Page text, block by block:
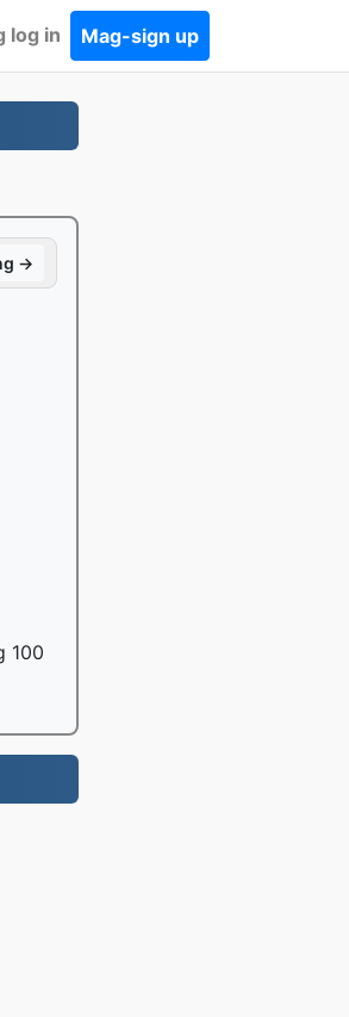
log in Mag-sign up
→
100